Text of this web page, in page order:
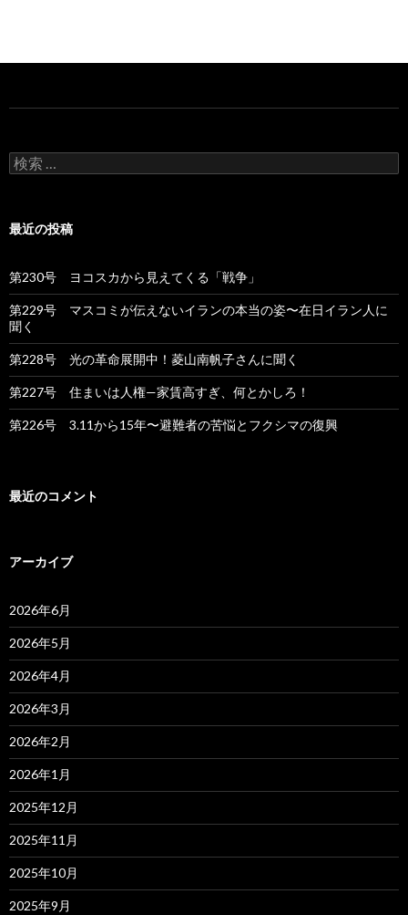
検
索
最近の投稿
第230号 ヨコスカから見えてくる「戦争」
第229号 マスコミが伝えないイランの本当の姿〜在日イラン人に
聞く
第228号 光の革命展開中！菱山南帆子さんに聞く
第227号 住まいは人権—家賃高すぎ、何とかしろ！
第226号 3.11から15年〜避難者の苦悩とフクシマの復興
最近のコメント
アーカイブ
2026年6月
2026年5月
2026年4月
2026年3月
2026年2月
2026年1月
2025年12月
2025年11月
2025年10月
2025年9月